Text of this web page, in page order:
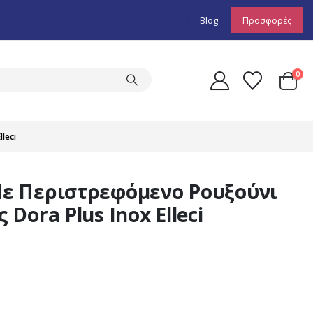
Blog Προσφορές
0
Ρουξούνι
Plus Inox Elleci